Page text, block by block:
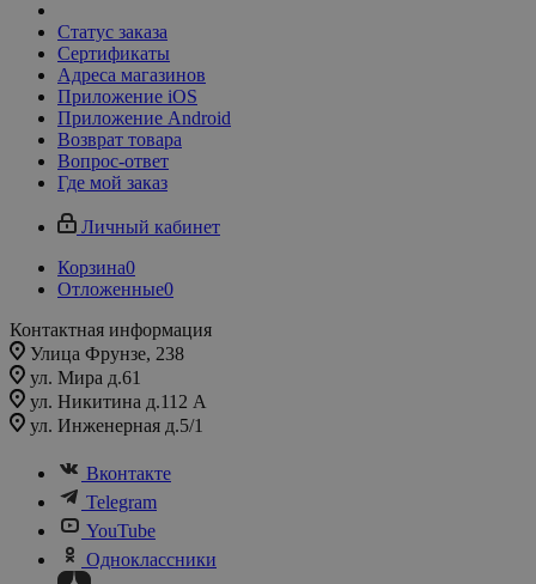
Статус заказа
Сертификаты
Адреса магазинов
Приложение iOS
Приложение Android
Возврат товара
Вопрос-ответ
Где мой заказ
Личный кабинет
Корзина0
Отложенные0
Контактная информация
Улица Фрунзе, 238​
ул. Мира д.61
ул. Никитина д.112 А
ул. Инженерная д.5/1
Вконтакте
Telegram
YouTube
Одноклассники